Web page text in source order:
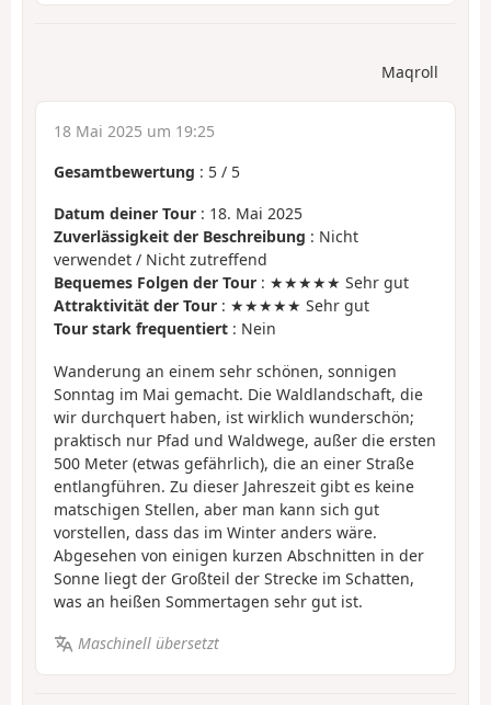
Maqroll
18 Mai 2025 um 19:25
Gesamtbewertung : 5 / 5
Datum deiner Tour : 18. Mai 2025
Zuverlässigkeit der Beschreibung : Nicht
verwendet / Nicht zutreffend
Bequemes Folgen der Tour : ★★★★★ Sehr gut
Attraktivität der Tour : ★★★★★ Sehr gut
Tour stark frequentiert : Nein
Wanderung an einem sehr schönen, sonnigen
Sonntag im Mai gemacht. Die Waldlandschaft, die
wir durchquert haben, ist wirklich wunderschön;
praktisch nur Pfad und Waldwege, außer die ersten
500 Meter (etwas gefährlich), die an einer Straße
entlangführen. Zu dieser Jahreszeit gibt es keine
matschigen Stellen, aber man kann sich gut
vorstellen, dass das im Winter anders wäre.
Abgesehen von einigen kurzen Abschnitten in der
Sonne liegt der Großteil der Strecke im Schatten,
was an heißen Sommertagen sehr gut ist.
Maschinell übersetzt